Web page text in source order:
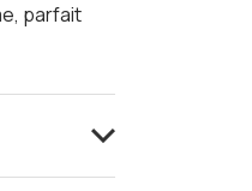
parfait